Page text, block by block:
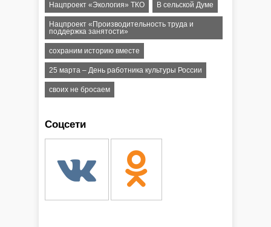
Нацпроект «Экология» ТКО В сельской Думе
Нацпроект «Производительность труда и
поддержка занятости»
сохраним историю вместе
25 марта – День работника культуры России
своих не бросаем
Соцсети